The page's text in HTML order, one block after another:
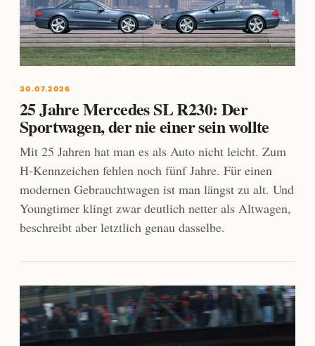
30.07.2026
25 Jahre Mercedes SL R230: Der
Sportwagen, der nie einer sein wollte
Mit 25 Jahren hat man es als Auto nicht leicht. Zum
H-Kennzeichen fehlen noch fünf Jahre. Für einen
modernen Gebrauchtwagen ist man längst zu alt. Und
Youngtimer klingt zwar deutlich netter als Altwagen,
beschreibt aber letztlich genau dasselbe.